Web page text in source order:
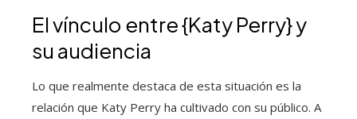
El vínculo entre {Katy Perry} y
su audiencia
Lo que realmente destaca de esta situación es la
relación que Katy Perry ha cultivado con su público. A